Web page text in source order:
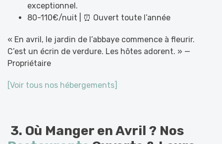
exceptionnel.
80-110€/nuit | ⏰ Ouvert toute l’année
« En avril, le jardin de l’abbaye commence à fleurir.
C’est un écrin de verdure. Les hôtes adorent. » —
Propriétaire
[Voir tous nos hébergements]
3. Où Manger en Avril ? Nos